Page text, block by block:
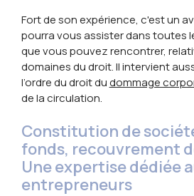
Fort de son expérience, c'est un
pourra vous assister dans toutes
que vous pouvez rencontrer,
domaines du droit. Il intervient
l’ordre du droit dudommage
de la circulation.
Constitution de
fonds, recouvrement
Une expertise dédiée
entrepreneurs